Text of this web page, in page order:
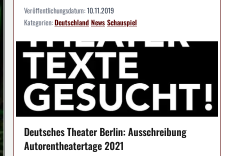
Veröffentlichungsdatum:10.11.2019
Kategorien:DeutschlandNewsSchauspiel
Deutsches Theater Berlin: Ausschreibung
Autorentheatertage 2021